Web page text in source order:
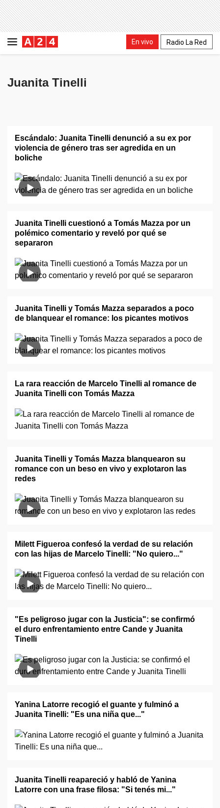
En vivo Radio La Red
Juanita Tinelli
Escándalo: Juanita Tinelli denunció a su ex por
violencia de género tras ser agredida en un
boliche
Juanita Tinelli cuestionó a Tomás Mazza por un
polémico comentario y reveló por qué se
separaron
Juanita Tinelli y Tomás Mazza separados a poco
de blanquear el romance: los picantes motivos
La rara reacción de Marcelo Tinelli al romance de
Juanita Tinelli con Tomás Mazza
Juanita Tinelli y Tomás Mazza blanquearon su
romance con un beso en vivo y explotaron las
redes
Milett Figueroa confesó la verdad de su relación
con las hijas de Marcelo Tinelli: "No quiero..."
"Es peligroso jugar con la Justicia": se confirmó
el duro enfrentamiento entre Cande y Juanita
Tinelli
Yanina Latorre recogió el guante y fulminó a
Juanita Tinelli: "Es una niña que..."
Juanita Tinelli reapareció y habló de Yanina
Latorre con una frase filosa: "Si tenés mi..."